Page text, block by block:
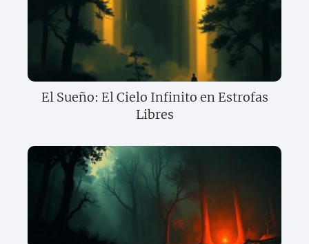
El Sueño: El Cielo Infinito en Estrofas
Libres